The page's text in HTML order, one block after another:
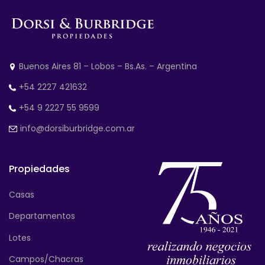
Buenos Aires 81 – Lobos – Bs.As. – Argentina
+54 2227 421632
+54 9 2227 55 9599
info@dorsiburbridge.com.ar
Propiedades
Casas
Departamentos
Lotes
Campos/Chacras